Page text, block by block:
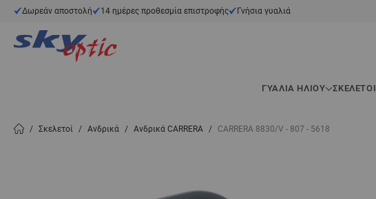
Μετάβαση στο περιεχόμενο
Δωρεάν αποστολή 14 ημέρες προθεσμία επιστροφής Γνήσια γυαλιά
ΓΥΑΛΙΆ ΗΛΊΟΥ ΣΚΕΛΕΤΟΊ
/ Σκελετοί / Ανδρικά / Ανδρικά CARRERA / CARRERA 8830/V - 807 - 5618